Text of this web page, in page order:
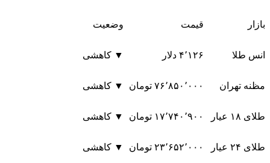
بازار قیمت وضعیت
انس طلا ۴٬۱۲۶ دلار ▼ کاهشی
مظنه تهران ۷۶٬۸۵۰٬۰۰۰ تومان ▼ کاهشی
طلای ۱۸ عیار ۱۷٬۷۴۰٬۹۰۰ تومان ▼ کاهشی
طلای ۲۴ عیار ۲۳٬۶۵۲٬۰۰۰ تومان ▼ کاهشی